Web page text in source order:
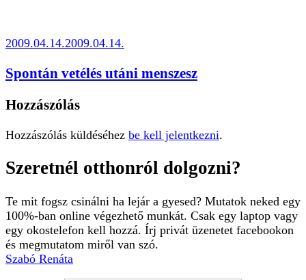
2009.04.14.2009.04.14.
Spontán vetélés utáni menszesz
Hozzászólás
Hozzászólás küldéséhez be kell jelentkezni.
Szeretnél otthonról dolgozni?
Te mit fogsz csinálni ha lejár a gyesed? Mutatok neked egy
100%-ban online végezhető munkát. Csak egy laptop vagy
egy okostelefon kell hozzá. Írj privát üzenetet facebookon
és megmutatom miről van szó.
Szabó Renáta